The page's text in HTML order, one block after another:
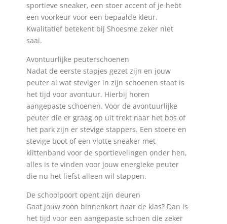
sportieve sneaker, een stoer accent of je hebt
een voorkeur voor een bepaalde kleur.
Kwalitatief betekent bij Shoesme zeker niet
saai.
Avontuurlijke peuterschoenen
Nadat de eerste stapjes gezet zijn en jouw
peuter al wat steviger in zijn schoenen staat is
het tijd voor avontuur. Hierbij horen
aangepaste schoenen. Voor de avontuurlijke
peuter die er graag op uit trekt naar het bos of
het park zijn er stevige stappers. Een stoere en
stevige boot of een vlotte sneaker met
klittenband voor de sportievelingen onder hen,
alles is te vinden voor jouw energieke peuter
die nu het liefst alleen wil stappen.
De schoolpoort opent zijn deuren
Gaat jouw zoon binnenkort naar de klas? Dan is
het tijd voor een aangepaste schoen die zeker